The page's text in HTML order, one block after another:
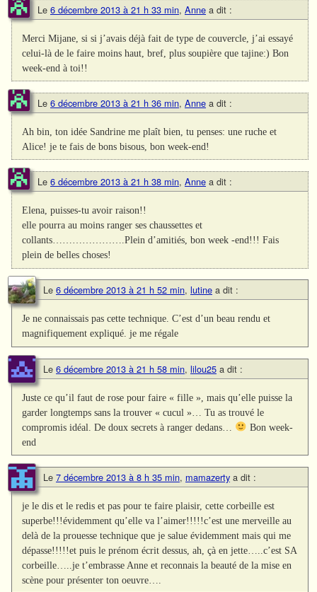
Le 6 décembre 2013 à 21 h 33 min, Anne a dit :
Merci Mijane, si si j’avais déjà fait de type de couvercle, j’ai essayé
celui-là de le faire moins haut, bref, plus soupière que tajine:) Bon
week-end à toi!!
Le 6 décembre 2013 à 21 h 36 min, Anne a dit :
Ah bin, ton idée Sandrine me plaît bien, tu penses: une ruche et
Alice! je te fais de bons bisous, bon week-end!
Le 6 décembre 2013 à 21 h 38 min, Anne a dit :
Elena, puisses-tu avoir raison!!
elle pourra au moins ranger ses chaussettes et
collants………………….Plein d’amitiés, bon week -end!!! Fais
plein de belles choses!
Le 6 décembre 2013 à 21 h 52 min, lutine a dit :
Je ne connaissais pas cette technique. C’est d’un beau rendu et
magnifiquement expliqué. je me régale
Le 6 décembre 2013 à 21 h 58 min, lilou25 a dit :
Juste ce qu’il faut de rose pour faire « fille », mais qu’elle puisse la
garder longtemps sans la trouver « cucul »… Tu as trouvé le
compromis idéal. De doux secrets à ranger dedans…
Bon week-
end
Le 7 décembre 2013 à 8 h 35 min, mamazerty a dit :
je le dis et le redis et pas pour te faire plaisir, cette corbeille est
superbe!!!évidemment qu’elle va l’aimer!!!!!c’est une merveille au
delà de la prouesse technique que je salue évidemment mais qui me
dépasse!!!!!et puis le prénom écrit dessus, ah, çà en jette…..c’est SA
corbeille…..je t’embrasse Anne et reconnais la beauté de la mise en
scène pour présenter ton oeuvre….